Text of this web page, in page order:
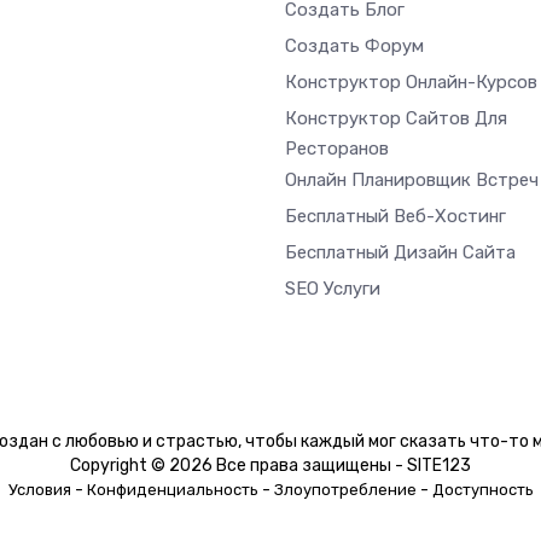
Создать Блог
Создать Форум
Конструктор Онлайн-Курсов
Конструктор Сайтов Для
Ресторанов
Онлайн Планировщик Встреч
Бесплатный Веб-Хостинг
Бесплатный Дизайн Сайта
SEO Услуги
с любовью и страстью, чтобы каждый мог сказать что-то
Copyright © 2026 Все права защищены - SITE123
Условия - Конфиденциальность - Злоупотребление - Доступность